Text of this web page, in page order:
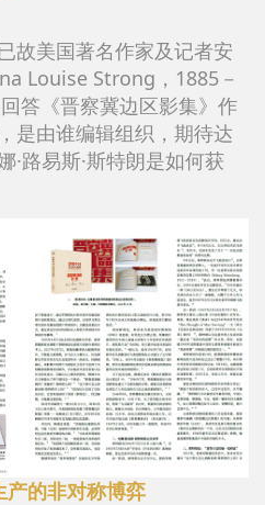
故美国著名作家及记者安
Louise Strong，1885－
答《晋察冀边区影集》作
是由谁编辑组织，期待达
·路易斯·斯特朗是如何获
产的非对称博弈